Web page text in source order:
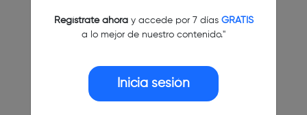
Regístrate ahoray accede por 7 días GRATIS
a lo mejor de nuestro contenido."
Inicia sesión